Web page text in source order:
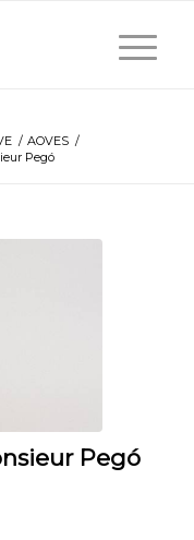
/ AOVES /
Pegó
Pegó